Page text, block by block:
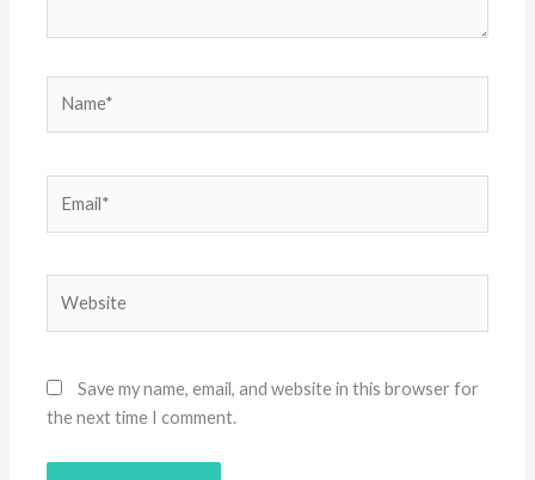
Save my name, email, and website in this browser for
the next time I comment.